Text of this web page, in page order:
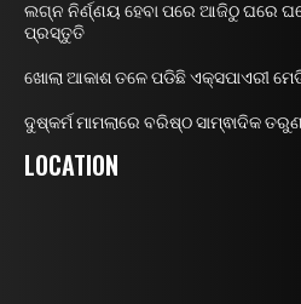
ଲଗ୍ନ ନିର୍ଣ୍ଣୟ ହେବା ପରେ ଆଜିଠୁ ଘରେ
ପ୍ରସ୍ତୁତି
ଖୋଲା ଆକାଶ ତଳେ ପଡିଛି ଏକ୍ସପାଏରୀ
ଦୁଷ୍କର୍ମ ମାମଲାରେ ବରିଷ୍ଠ ସାମ୍ଵାଦିକ
LOCATION